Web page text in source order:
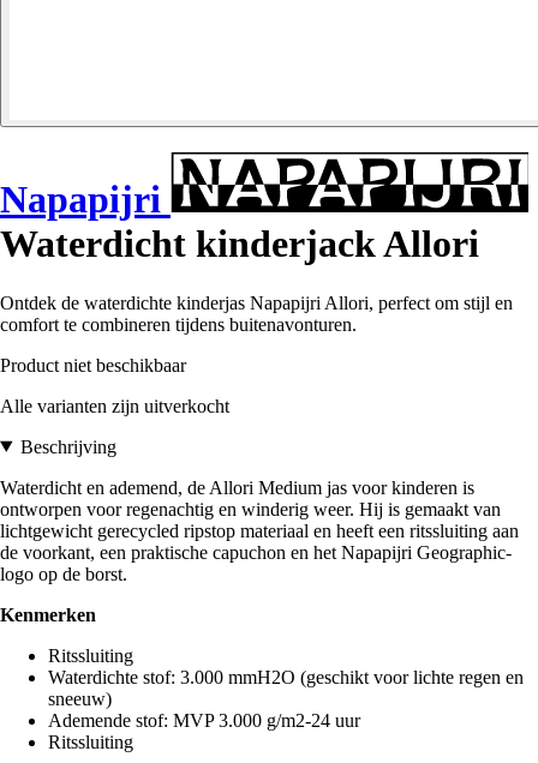
Napapijri
Waterdicht kinderjack Allori
Ontdek de waterdichte kinderjas Napapijri Allori, perfect om stijl en
comfort te combineren tijdens buitenavonturen.
Product niet beschikbaar
Alle varianten zijn uitverkocht
Beschrijving
Waterdicht en ademend, de Allori Medium jas voor kinderen is
ontworpen voor regenachtig en winderig weer. Hij is gemaakt van
lichtgewicht gerecycled ripstop materiaal en heeft een ritssluiting aan
de voorkant, een praktische capuchon en het Napapijri Geographic-
logo op de borst.
Kenmerken
Ritssluiting
Waterdichte stof: 3.000 mmH2O (geschikt voor lichte regen en
sneeuw)
Ademende stof: MVP 3.000 g/m2-24 uur
Ritssluiting